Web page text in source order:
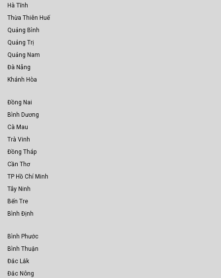
Hà Tĩnh
Thừa Thiên Huế
Quảng Bình
Quảng Trị
Quảng Nam
Đà Nẵng
Khánh Hòa
Đồng Nai
Bình Dương
Cà Mau
Trà Vinh
Đồng Tháp
Cần Thơ
TP Hồ Chí Minh
Tây Ninh
Bến Tre
Bình Định
Bình Phước
Bình Thuận
Đắc Lắk
Đắc Nông